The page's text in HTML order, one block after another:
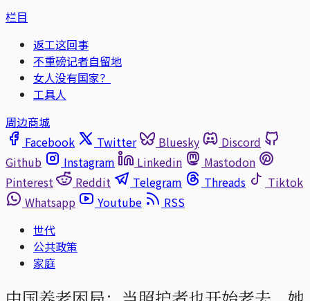
栏目
返工这回事
不重磅记者自留地
女人没有国家？
工具人
周边商城
Facebook
Twitter Bluesky
Discord
Github
Instagram Linkedin
Mastodon
Pinterest
Reddit Telegram Threads
Tiktok
Whatsapp
Youtube
RSS
世代
公共政策
家庭